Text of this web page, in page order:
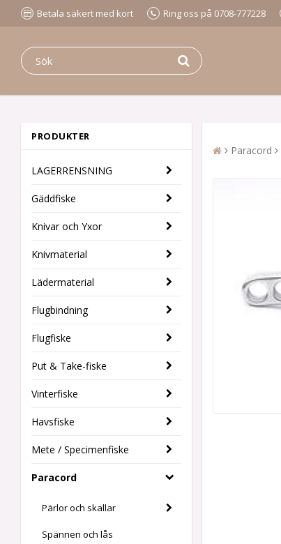
Betala säkert med kort Ring oss på 0708-777228
PRODUKTER
LAGERRENSNING
Gäddfiske
Knivar och Yxor
Knivmaterial
Lädermaterial
Flugbindning
Flugfiske
Put & Take-fiske
Vinterfiske
Havsfiske
Mete / Specimenfiske
Paracord
Pärlor och skallar
Spännen och lås
Paracord